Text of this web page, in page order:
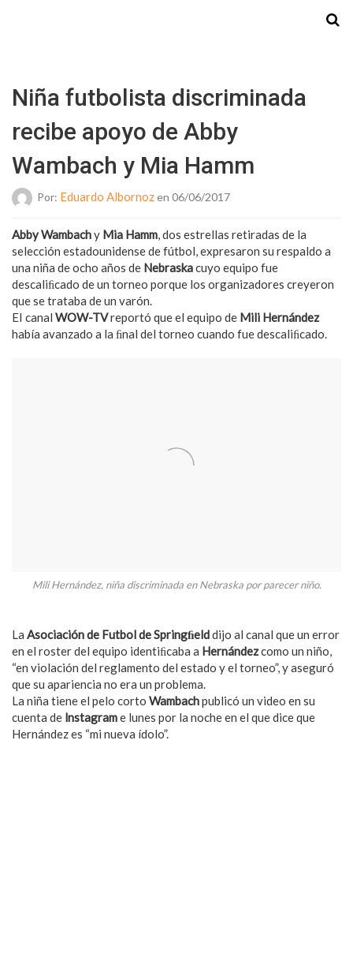
Niña futbolista discriminada
recibe apoyo de Abby
Wambach y Mia Hamm
Por: Eduardo Albornozen 06/06/2017
Abby Wambachy Mia Hamm, dos estrellas retiradas de la
selección estadounidense de fútbol, expresaron su respaldo a
una niña de ocho años de Nebraskacuyo equipo fue
descaliﬁcado de un torneo porque los organizadores creyeron
que se trataba de un varón.
EI canal WOW-TVreportó que el equipo de Mili Hernández
había avanzado a la ﬁnal del torneo cuando fue descaliﬁcado.
Mili Hernández, niña discriminada en Nebraska por parecer niño.
La Asociación de Futbol de Springﬁelddijo al canal que un error
en el roster del equipo identiﬁcaba a Hernándezcomo un niño,
“en violación del reglamento del estado y el torneo”, y aseguró
que su apariencia no era un problema.
La niña tiene el pelo corto Wambachpublicó un video en su
cuenta de lnstagrame lunes por la noche en el que dice que
Hernández es “mi nueva ídolo”.